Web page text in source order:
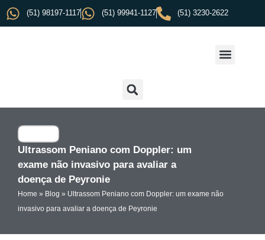
(51) 98197-1117 (51) 99941-1127 (51) 3230-2622
Ultrassom Peniano com Doppler: um
exame não invasivo para avaliar a
doença de Peyronie
Home » Blog » Ultrassom Peniano com Doppler: um exame não
invasivo para avaliar a doença de Peyronie